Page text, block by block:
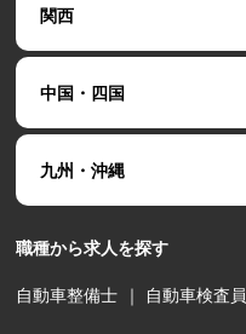
関西
中国・四国
九州・沖縄
職種から求人を探す
自動車整備士 ｜ 自動車検査員